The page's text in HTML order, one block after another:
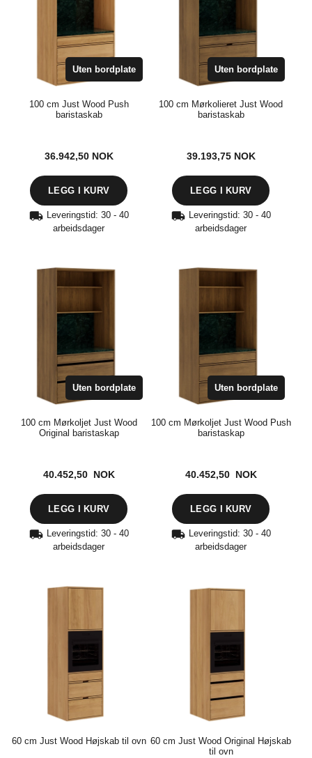
Uten bordplate
100 cm Just Wood Push
baristaskab
36.942,50 NOK
Uten bordplate
100 cm Mørkolieret Just Wood
baristaskab
39.193,75 NOK
Leveringstid: 30 - 40
arbeidsdager
Uten bordplate
100 cm Mørkoljet Just Wood
Original baristaskap
40.452,50 NOK
Leveringstid: 30 - 40
arbeidsdager
Uten bordplate
100 cm Mørkoljet Just Wood Push
baristaskap
40.452,50 NOK
Leveringstid: 30 - 40
arbeidsdager
60 cm Just Wood Højskab til ovn
Leveringstid: 30 - 40
arbeidsdager
60 cm Just Wood Original Højskab
til ovn